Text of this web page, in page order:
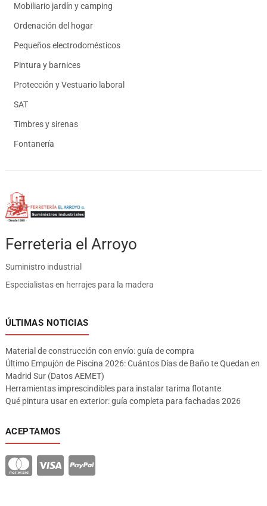
Mobiliario jardín y camping
Ordenación del hogar
Pequeños electrodomésticos
Pintura y barnices
Protección y Vestuario laboral
SAT
Timbres y sirenas
Fontanería
Ferreteria el Arroyo
Suministro industrial
Especialistas en herrajes para la madera
ÚLTIMAS NOTICIAS
Material de construcción con envío: guía de compra
Último Empujón de Piscina 2026: Cuántos Días de Baño te Quedan en
Madrid Sur (Datos AEMET)
Herramientas imprescindibles para instalar tarima flotante
Qué pintura usar en exterior: guía completa para fachadas 2026
ACEPTAMOS